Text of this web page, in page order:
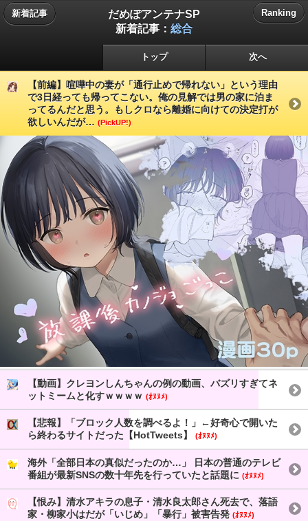
新着記事
だめぽアンテナSP
新着記事： 総合
Ranking
トップ 次へ
【前編】喧嘩中の妻が「通行止めで帰れない」という理由
で3日経っても帰ってこない。俺の見解では男の家に泊ま
ってるんだと思う。もしクロなら離婚に向けての決定打が
欲しいんだが… (PickUP!)
【動画】クレヨンしんちゃんの例の動画、バズリすぎてネ
ットミームと化すｗｗｗｗ (ｵﾇﾇﾒ)
【悲報】「ブロック人数を調べるよ！」←好奇心で開いた
ら終わるサイトだった【HotTweets】
(ｵﾇﾇﾒ)
海外「全部日本の真似だったのか…」 日本の普通のテレビ
番組が最新SNSの数十年先を行っていたと話題に (ｵﾇﾇﾒ)
【恨み】清水アキラの息子・清水良太郎さん死去で、落語
家・柳家小はだが「いじめ」「暴行」被害告発 (ｵﾇﾇﾒ)